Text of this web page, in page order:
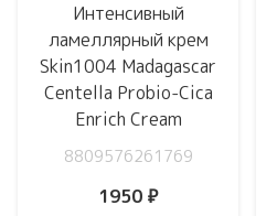
Интенсивный
ламеллярный крем
Skin1004 Madagascar
Centella Probio-Cica
Enrich Cream
8809576261769
1950 ₽